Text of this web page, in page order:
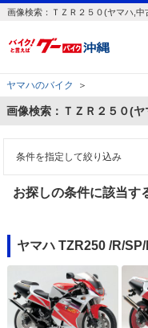
画像検索：ＴＺＲ２５０(ヤマハ,中
ヤマハのバイク ＞
画像検索：ＴＺＲ２５０(ヤ
条件を指定して絞り込み
お探しの条件に該当す
ヤマハ TZR250 /R/